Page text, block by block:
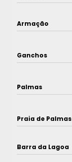
Armação
Ganchos
Palmas
Praia de Palmas
Barra da Lagoa